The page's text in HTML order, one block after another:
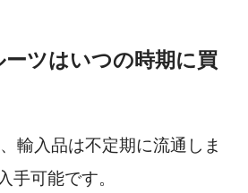
ツはいつの時期に買
輸入品は不定期に流通しま
手可能です。